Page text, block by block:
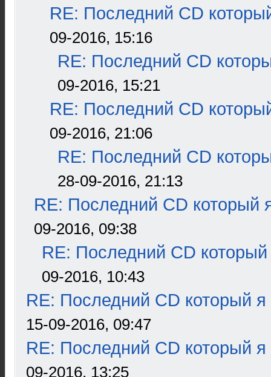
RE: Последний CD
09-2016, 15:16
RE: Последний CD
09-2016, 15:21
RE: Последний CD
09-2016, 21:06
RE: Последний CD
28-09-2016, 21:13
RE: Последний CD который
09-2016, 09:38
RE: Последний CD который
09-2016, 10:43
RE: Последний CD который я
15-09-2016, 09:47
RE: Последний CD который я
09-2016, 13:25